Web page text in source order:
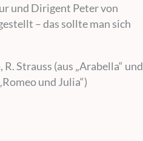
und Dirigent Peter von
– das sollte man sich
Strauss (aus „Arabella“ und
und Julia“)